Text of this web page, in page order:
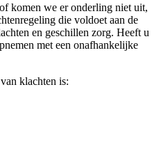
komen we er onderling niet uit,
die voldoet aan de
en geschillen zorg. Heeft u
met een onafhankelijke
klachten is: